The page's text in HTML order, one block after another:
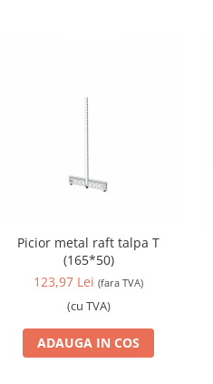
Picior metal raft talpa T
(165*50)
123,97 Lei (fara TVA)
(cu TVA)
ADAUGA IN COS